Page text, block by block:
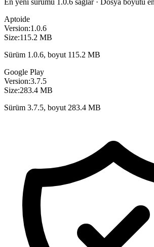
Aptoide
Version:1.0.6
Size:115.2 MB
Sürüm 1.0.6, boyut 115.2 MB
Google Play
Version:3.7.5
Size:283.4 MB
Sürüm 3.7.5, boyut 283.4 MB